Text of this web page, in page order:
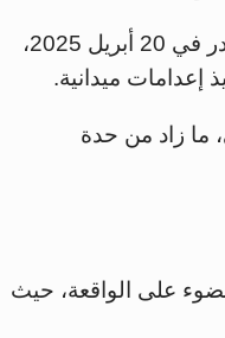
في المقابل، اكتفى الجيش الإسرائيلي بالإشارة إلى نتائج تحقيق داخلي صدر في 20 أبريل 2025،
ميدانية.
ما زاد من حدة
نيويورك تايمز في أبريل 2025 تسليط الضوء على الواقعة، حيث